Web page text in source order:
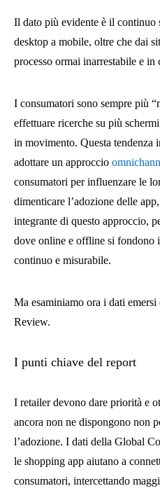
Il dato più evidente è il continuo
desktop a mobile, oltre che dai
processo ormai inarrestabile e in
I consumatori sono sempre più
effettuare ricerche su più
in movimento. Questa tendenza
adottare un approccio
consumatori per influenzare le
dimenticare l’adozione delle
integrante di questo approccio,
dove online e offline si fondono
continuo e misurabile.
Ma esaminiamo ora i dati
Review.
I punti chiave del report
I retailer devono dare priorità e
ancora non ne dispongono non
l’adozione. I dati della Global
le shopping app aiutano a
consumatori, intercettando